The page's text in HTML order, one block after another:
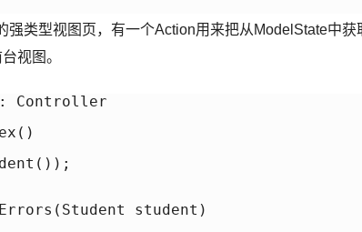
类型视图页，有一个Action用来把从ModelState中获
视图。
Controller
student)